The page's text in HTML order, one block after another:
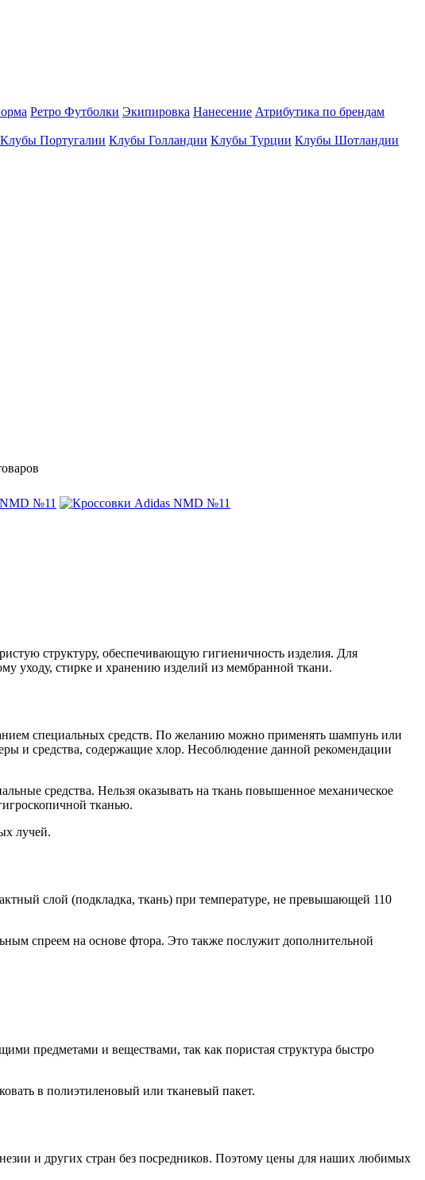
Ретро Футболки Экипировка Нанесение Атрибутика по брендам
Клубы Португалии Клубы Голландии Клубы Турции Клубы Шотландии
структуру, обеспечивающую гигиеничность изделия. Для
уходу, стирке и хранению изделий из мембранной ткани.
специальных средств. По желанию можно применять шампунь или
и средства, содержащие хлор. Несоблюдение данной рекомендации
средства. Нельзя оказывать на ткань повышенное механическое
тканью.
лучей.
слой (подкладка, ткань) при температуре, не превышающей 110
спреем на основе фтора. Это также послужит дополнительной
предметами и веществами, так как пористая структура быстро
в полиэтиленовый или тканевый пакет.
и других стран без посредников. Поэтому цены для наших любимых